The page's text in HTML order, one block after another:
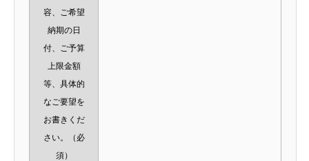
容、ご希望
納期の日
付、ご予算
上限金額
等、具体的
なご要望を
お書きくだ
さい。
（必
須）